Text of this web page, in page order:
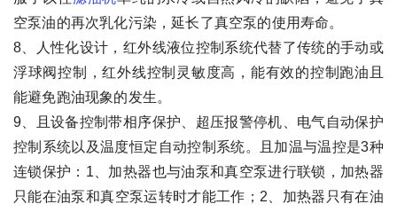
空泵油的再次乳化污染，延长了真空泵的使用寿命。
8、人性化设计，红外线液位控制系统代替了传统的手动或
浮球阀控制，红外线控制灵敏度高，能有效的控制跑油且
能避免跑油现象的发生。
9、且设备控制带相序保护、超压报警停机、电气自动保护
控制系统以及温度恒定自动控制系统。且加温与温控是3种
连锁保护：1、加热器也与油泵和真空泵进行联锁，加热器
只能在油泵和真空泵运转时才能工作；2、加热器只有在油